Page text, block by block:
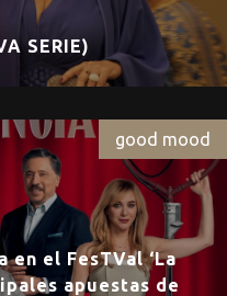
SERIE)
good mood
en el FesTVal ‘La
apuestas de